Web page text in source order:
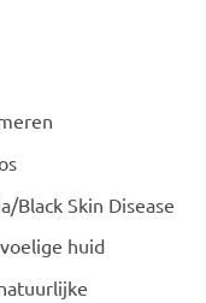
Black Skin Disease
huid